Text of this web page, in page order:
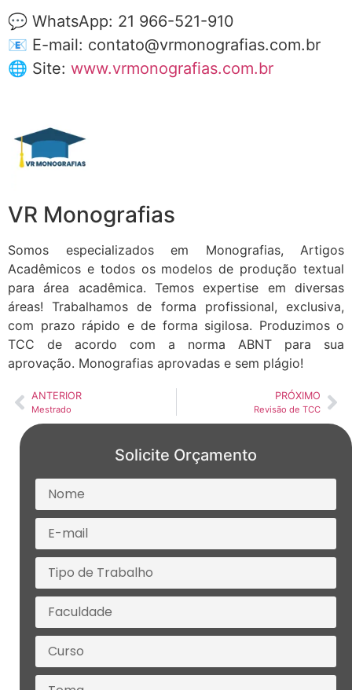
💬 WhatsApp: 21 966-521-910
📧 E-mail: contato@vrmonografias.com.br
🌐 Site: www.vrmonografias.com.br
VR Monografias
Somos especializados em Monografias, Artigos
Acadêmicos e todos os modelos de produção textual
para área acadêmica. Temos expertise em diversas
áreas! Trabalhamos de forma profissional, exclusiva,
com prazo rápido e de forma sigilosa. Produzimos o
TCC de acordo com a norma ABNT para sua
aprovação. Monografias aprovadas e sem plágio!
ANTERIOR
Mestrado
PRÓXIMO
Revisão de TCC
Solicite Orçamento